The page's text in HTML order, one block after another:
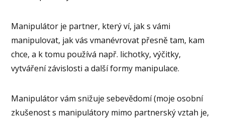
Manipulátor je partner, který ví, jak s vámi
manipulovat, jak vás vmanévrovat přesně tam, kam
chce, a k tomu používá např. lichotky, výčitky,
vytváření závislosti a další formy manipulace.
Manipulátor vám snižuje sebevědomí (moje osobní
zkušenost s manipulátory mimo partnerský vztah je,